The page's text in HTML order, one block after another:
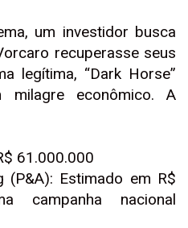
um investidor busca
recuperasse seus
legítima, “Dark Horse”
milagre econômico. A
61.000.000
Estimado em R$
campanha nacional